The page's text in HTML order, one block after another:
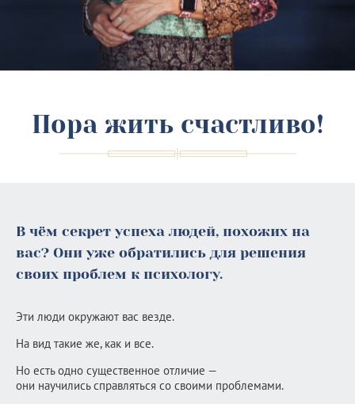
Пора жить счастливо!
В чём секрет успеха людей, похожих на
вас? Они уже обратились для решения
своих проблем к психологу.
Эти люди окружают вас везде.
На вид такие же, как и все.
Но есть одно существенное отличие —
они научились справляться со своими проблемами.